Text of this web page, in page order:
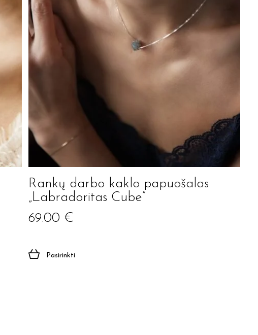
Rankų darbo kaklo papuošalas
„Labradoritas Cube”
69.00 €
Pasirinkti